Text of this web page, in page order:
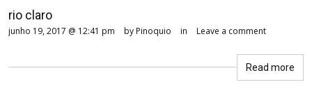
rio claro
junho 19, 2017 @ 12:41 pm by Pinoquio in Leave a comment
Read more